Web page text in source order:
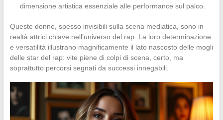
dimensione artistica essenziale alle performance sul palco.
Queste donne, spesso invisibili sulla scena mediatica, sono in
realtà attrici chiave nell’universo del rap. La loro determinazione
e versatilità illustrano magnificamente il lato nascosto delle mogli
delle star del rap: vite piene di colpi di scena, certo, ma
soprattutto percorsi segnati da successi innegabili.